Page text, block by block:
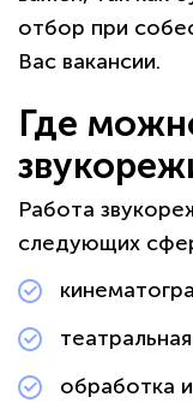
отбор при
Вас вакансии.
Где
Работа
следующих
обработка